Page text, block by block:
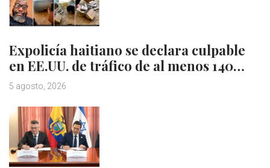
Expolicía haitiano se declara culpable
en EE.UU. de tráfico de al menos 140…
5 agosto, 2026